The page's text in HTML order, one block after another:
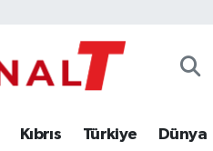
Kıbrıs Türkiye Dünya